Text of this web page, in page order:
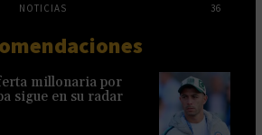
NOTICIAS
36
millonaria por
sigue en su radar